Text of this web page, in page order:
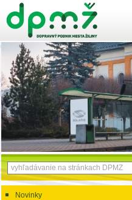
Novinky